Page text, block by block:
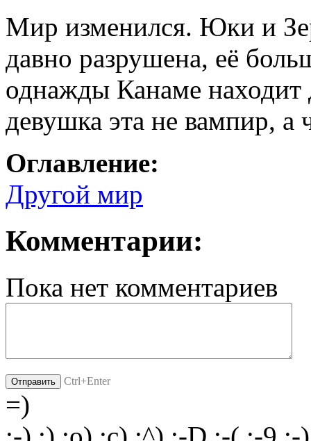
Мир изменился. Юки и
давно разрушена, её
однажды Канаме находит
девушка эта не вампир, а
Оглавление:
Другой мир
Комментарии:
Пока нет комментариев
Ctrl+Enter
=)